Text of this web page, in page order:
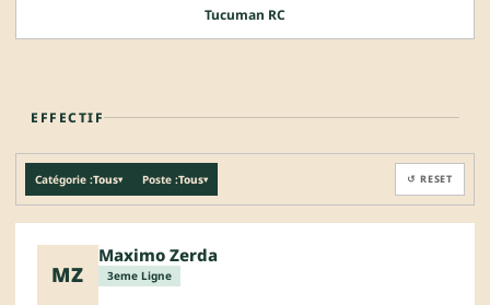
Tucuman RC
EFFECTIF
Catégorie :Tous▾ Poste :Tous▾ ↺ RESET
MZ
Maximo Zerda
3eme Ligne